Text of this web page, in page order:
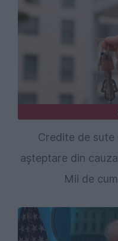
Credite de sute
așteptare din
Mii de